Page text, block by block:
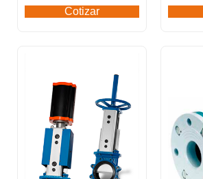
Cotizar